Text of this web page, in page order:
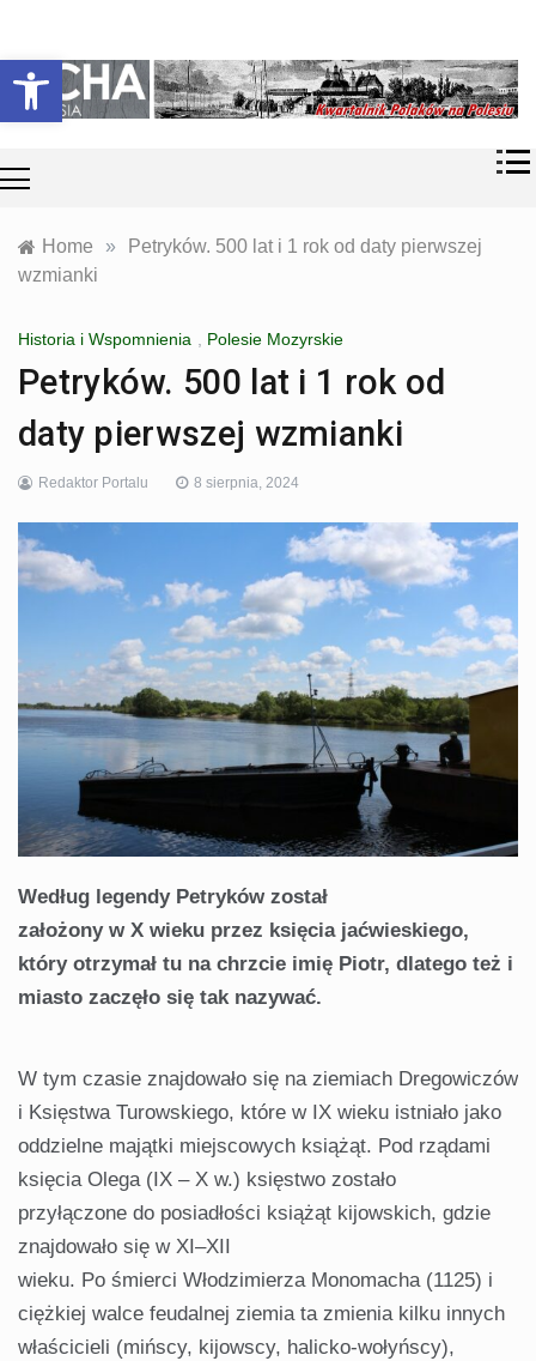
Otwórz pasek narzędzi
content
Echa
Polesia
współczesność
Polaków na
Polesiu.
Home »
Petryków. 500 lat i 1 rok od daty pierwszej
wzmianki
Historia i Wspomnienia , Polesie Mozyrskie
Petryków. 500 lat i 1 rok od
daty pierwszej wzmianki
Redaktor Portalu 8 sierpnia, 2024
Według legendy Petryków został
założony w X wieku przez księcia jaćwieskiego,
który otrzymał tu na chrzcie imię Piotr, dlatego też i
miasto zaczęło się tak nazywać.
W tym czasie znajdowało się na ziemiach Dregowiczów
i Księstwa Turowskiego, które w IX wieku istniało jako
oddzielne majątki miejscowych książąt. Pod rządami
księcia Olega (IX – X w.) księstwo zostało
przyłączone do posiadłości książąt kijowskich, gdzie
znajdowało się w XI–XII
wieku. Po śmierci Włodzimierza Monomacha (1125) i
ciężkiej walce feudalnej ziemia ta zmienia kilku innych
właścicieli (mińscy, kijowscy, halicko-wołyńscy),